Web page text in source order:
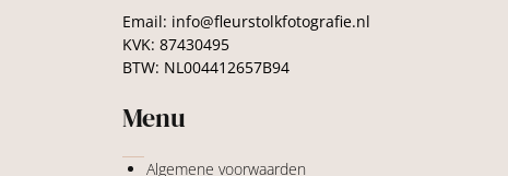
Email: info@fleurstolkfotografie.nl
KVK: 87430495
BTW: NL004412657B94
Menu
Algemene voorwaarden